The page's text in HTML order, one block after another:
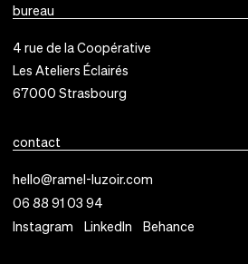
bureau
4 rue de la Coopérative
Les Ateliers Éclairés
67000 Strasbourg
contact
hello@ramel-luzoir.com
06 88 91 03 94
Instagram
LinkedIn Behance